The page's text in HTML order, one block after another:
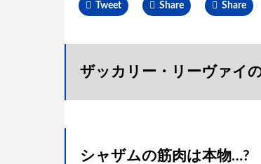
Tweet Share Share
ザッカリー・リーヴァイ
シャザムの筋肉は本物…?